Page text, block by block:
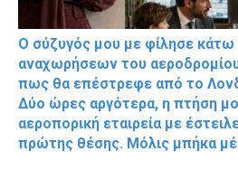
Ο σύζυγός μου με φίλησε κάτω
αναχωρήσεων του
πως θα επέστρεφε από το
Δύο ώρες αργότερα, η πτήση
αεροπορική εταιρεία με
πρώτης θέσης. Μόλις μπήκα